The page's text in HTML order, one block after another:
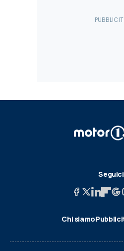
Seguici
Chi siamo